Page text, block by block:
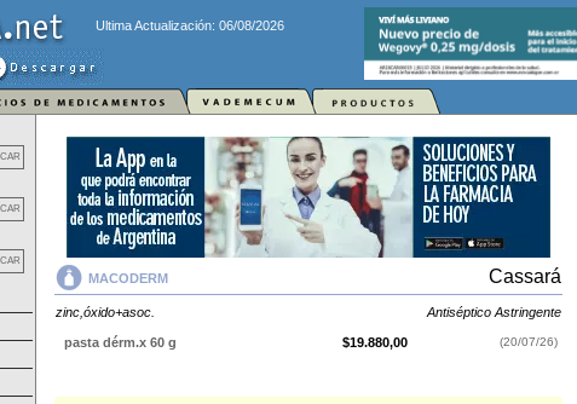
Ultima Actualización: 06/08/2026
MACODERM Cassará
zinc,óxido+asoc. Antiséptico Astringente
pasta dérm.x 60 g $19.880,00 (20/07/26)